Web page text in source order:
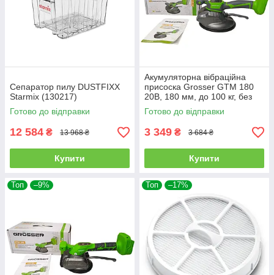
Сепаратор пилу DUSTFIXX
Starmix (130217)
Готово до відправки
12 584 ₴ 13 968 ₴
Купити
Акумуляторна вібраційна
присоска Grosser GTM 180
20В, 180 мм, до 100 кг, без
АКБ
Готово до відправки
3 349 ₴ 3 684 ₴
Купити
Топ –9% Топ –17%